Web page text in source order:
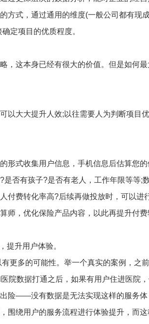
方式，通过通用的维度(一般公司都有现
定项目的优质程度。
，这本身已经有很大的价值。但是如何最
以大大提升人效;以往需要人为判断项目
形式收集用户信息，手机信息后估算您的
否有孩子?是否有老人，工作年限等等;
付费转化率高?后续再做投放时，可以进
师，优化保险产品内容，以此再提升付费
提升用户体验。
更多的可能性。举一个真实的案例，之
院数据打通之后，如果有用户住进医院
险——没有数据是无法实现这样的服务体
围绕用户的服务流程进行体验提升，而这